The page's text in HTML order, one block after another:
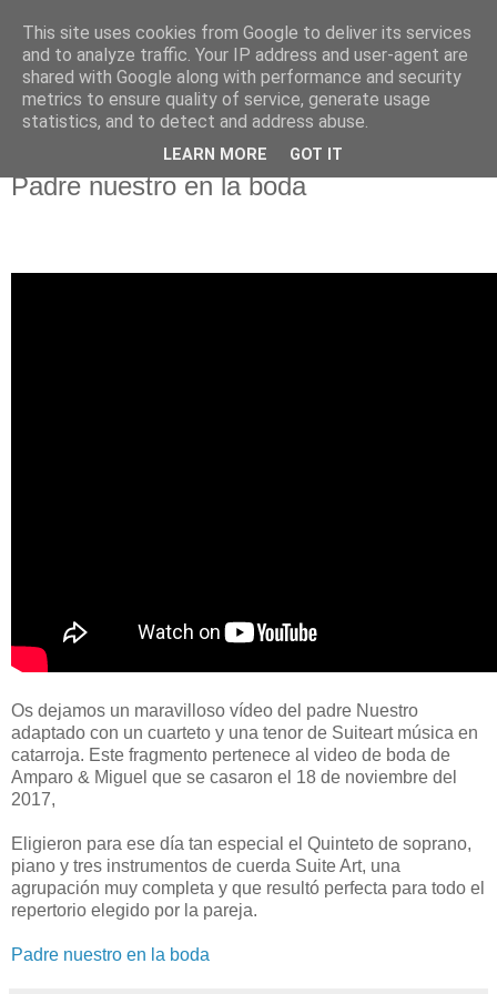
miércoles, 4 de abril de 2018
Padre nuestro en la boda
Os dejamos un maravilloso vídeo del padre Nuestro
adaptado con un cuarteto y una tenor de Suiteart música en
catarroja. Este fragmento pertenece al video de boda de
Amparo & Miguel que se casaron el 18 de noviembre del
2017,
Eligieron para ese día tan especial el Quinteto de soprano,
piano y tres instrumentos de cuerda Suite Art, una
agrupación muy completa y que resultó perfecta para todo el
repertorio elegido por la pareja.
Padre nuestro en la boda
This site uses cookies from Google to deliver its services
and to analyze traffic. Your IP address and user-agent are
shared with Google along with performance and security
metrics to ensure quality of service, generate usage
statistics, and to detect and address abuse.
LEARN MORE GOT IT